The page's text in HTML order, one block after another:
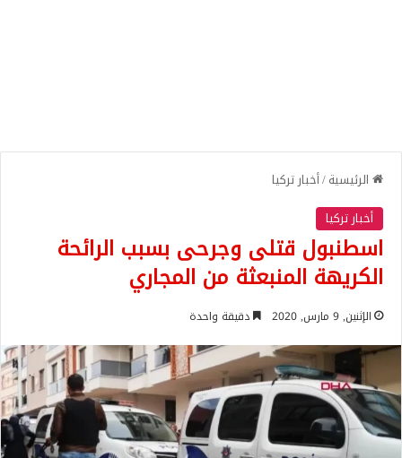
الرئيسية/أخبار تركيا
أخبار تركيا
اسطنبول قتلى وجرحى بسبب الرائحة
الكريهة المنبعثة من المجاري
الإثنين, 9 مارس, 2020 دقيقة واحدة